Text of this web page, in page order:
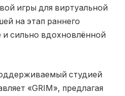
игры для виртуальной
на этап раннего
и сильно вдохновлённой
студией
«GRIM», предлагая